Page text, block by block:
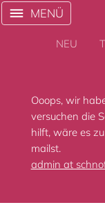
MENÜ
NEU
Ooops, wir
versuchen die
hilft, wäre es
mailst.
admin at